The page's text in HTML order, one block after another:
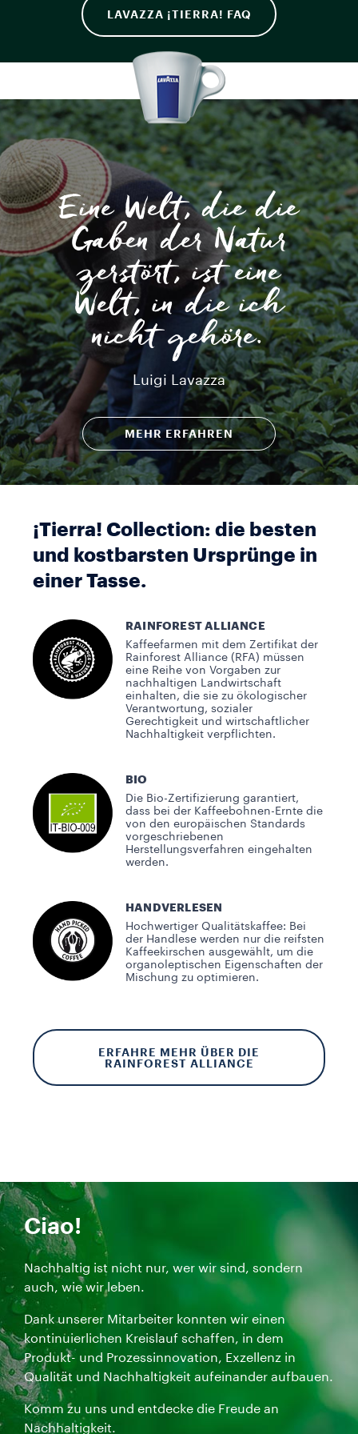
LAVAZZA ¡TIERRA! FAQ
Eine Welt, die die
Gaben der Natur
zerstört, ist eine
Welt, in die ich
nicht gehöre.
Luigi Lavazza
MEHR ERFAHREN
¡Tierra! Collection: die besten
und kostbarsten Ursprünge in
einer Tasse.
RAINFOREST ALLIANCE
Kaffeefarmen mit dem Zertifikat der
Rainforest Alliance (RFA) müssen
eine Reihe von Vorgaben zur
nachhaltigen Landwirtschaft
einhalten, die sie zu ökologischer
Verantwortung, sozialer
Gerechtigkeit und wirtschaftlicher
Nachhaltigkeit verpflichten.
BIO
Die Bio-Zertifizierung garantiert,
dass bei der Kaffeebohnen-Ernte die
von den europäischen Standards
vorgeschriebenen
Herstellungsverfahren eingehalten
werden.
HANDVERLESEN
Hochwertiger Qualitätskaffee: Bei
der Handlese werden nur die reifsten
Kaffeekirschen ausgewählt, um die
organoleptischen Eigenschaften der
Mischung zu optimieren.
ERFAHRE MEHR ÜBER DIE
RAINFOREST ALLIANCE
Ciao!
Nachhaltig ist nicht nur, wer wir sind, sondern
auch, wie wir leben.
Dank unserer Mitarbeiter konnten wir einen
kontinuierlichen Kreislauf schaffen, in dem
Produkt- und Prozessinnovation, Exzellenz in
Qualität und Nachhaltigkeit aufeinander aufbauen.
Komm zu uns und entdecke die Freude an
Nachhaltigkeit.